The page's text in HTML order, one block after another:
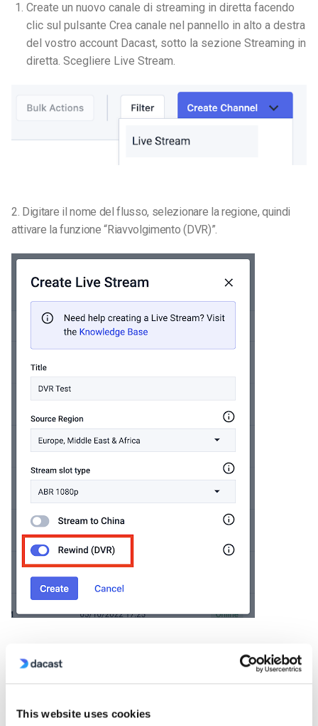
This website uses cookies
Create un nuovo canale di streaming in diretta facendo
clic sul pulsante Crea canale nel pannello in alto a destra
del vostro account Dacast, sotto la sezione Streaming in
diretta. Scegliere Live Stream.
2. Digitare il nome del flusso, selezionare la regione, quindi
attivare la funzione “Riavvolgimento (DVR)”.
3. Una volta fatto, premere Crea.